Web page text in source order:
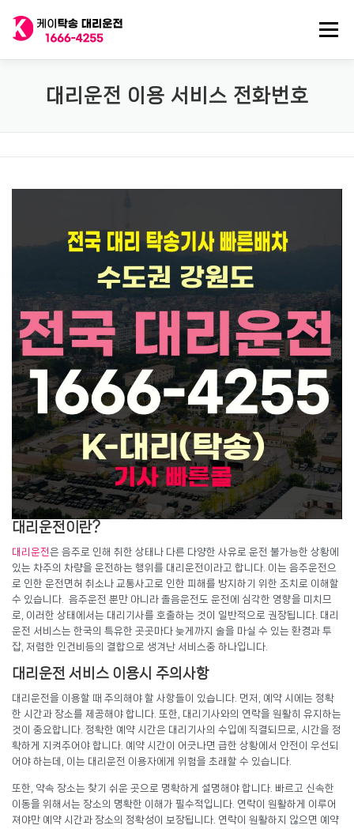
메뉴
전국 대리운전 법인대리운전 전국 탁송기사
대리운전 이용 서비스 전화번호
대리운전이란?
대리운전은 음주로 인해 취한 상태나 다른 다양한 사유로 운전 불가능한 상황에
있는 차주의 차량을 운전하는 행위를 대리운전이라고 합니다. 이는 음주운전으
로 인한 운전면허 취소나 교통사고로 인한 피해를 방지하기 위한 조치로 이해할
수 있습니다. 음주운전 뿐만 아니라 졸음운전도 운전에 심각한 영향을 미치므
로, 이러한 상태에서는 대리기사를 호출하는 것이 일반적으로 권장됩니다. 대리
운전 서비스는 한국의 특유한 곳곳마다 늦게까지 술을 마실 수 있는 환경과 투
잡, 저렴한 인건비등의 결합으로 생겨난 서비스중 하나입니다.
대리운전 서비스 이용시 주의사항
대리운전을 이용할 때 주의해야 할 사항들이 있습니다. 먼저, 예약 시에는 정확
한 시간과 장소를 제공해야 합니다. 또한, 대리기사와의 연락을 원활히 유지하는
것이 중요합니다. 정확한 예약 시간은 대리기사의 수입에 직결되므로, 시간을 정
확하게 지켜주어야 합니다. 예약 시간이 어긋나면 급한 상황에서 안전이 우선되
어야 하는데, 이는 대리운전 이용자에게 위험을 초래할 수 있습니다.
또한, 약속 장소는 찾기 쉬운 곳으로 명확하게 설명해야 합니다. 빠르고 신속한
이동을 위해서는 장소의 명확한 이해가 필수적입니다. 연락이 원활하게 이루어
져야만 예약 시간과 장소의 정확성이 보장됩니다. 연락이 원활하지 않으면 예약